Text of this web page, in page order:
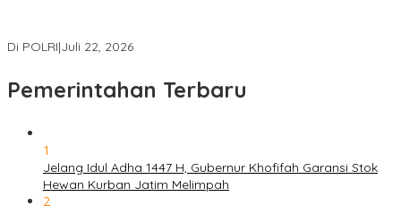
Di POLRI|Juli 22, 2026
Pemerintahan Terbaru
1
Jelang Idul Adha 1447 H, Gubernur Khofifah Garansi Stok
Hewan Kurban Jatim Melimpah
2